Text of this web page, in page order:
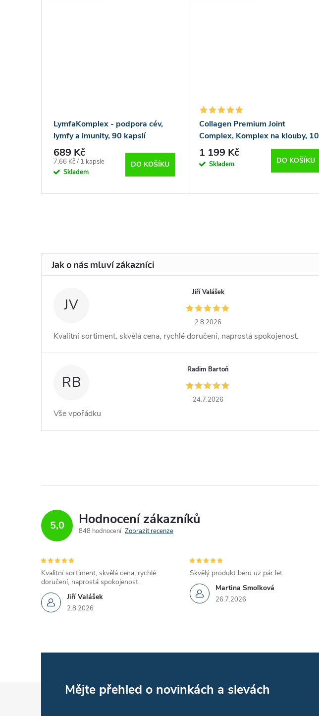
LymfaKomplex - podpora cév,
lymfy a imunity, 90 kapslí
689 Kč
Měrná
cena:
7,66 Kč / 1 kapsle
Skladem
DO KOŠÍKU
Collagen Premium Joint
Complex, Komplex na klouby, 10
000 mg - 30 sáčků
1 199 Kč
Skladem DO KOŠÍKU
JV
Jiří Valášek
2.8.2026
Kvalitní sortiment, skvělá cena, rychlé doručení, naprostá spokojenost.
RB
Radim Bartoň
24.7.2026
Vše vpořádku
5,0 Hodnocení zákazníků
848 hodnocení Zobrazit recenze
Jiří Valášek
2.8.2026
Kvalitní sortiment, skvělá cena, rychlé
doručení, naprostá spokojenost.
Martina Smolková
26.7.2026
Skvělý produkt beru uz pár let
Mějte přehled o novinkách a slevách